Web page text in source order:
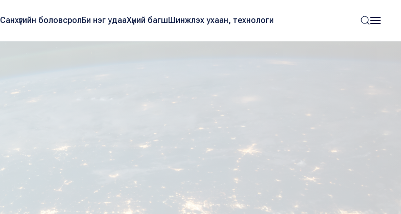
Санхүүгийн боловсролБи нэг удааХүний багшШинжлэх ухаан, технологи